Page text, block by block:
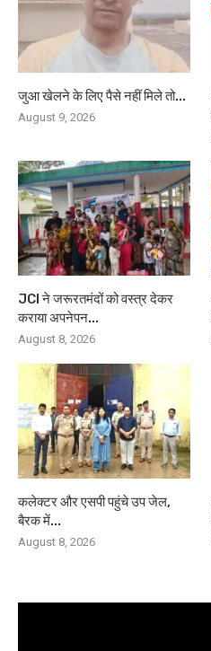
जुआ खेलने के लिए पैसे नहीं मिले तो...
August 9, 2026
JCI ने जरूरतमंदों को वस्त्र देकर
कराया अपनेपन...
August 8, 2026
कलेक्टर और एसपी पहुंचे उप जेल,
बैरक में...
August 8, 2026